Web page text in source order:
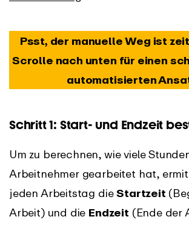
Psst, der manuelle Weg ist
Scrolle nach unten für einen
automatisierten
Schritt 1: Start- und Endzeit
Um zu berechnen, wie viele
Arbeitnehmer gearbeitet hat,
jeden Arbeitstag dieStartzeit
Arbeit) und die Endzeit (Ende der